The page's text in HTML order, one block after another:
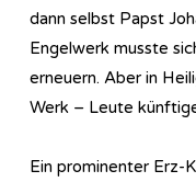
dann selbst Papst
Engelwerk musste
erneuern. Aber in
Werk – Leute
Ein prominenter Erz-